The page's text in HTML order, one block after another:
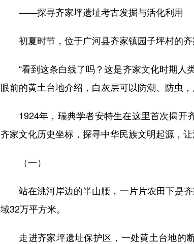
——探寻齐家坪遗址考古发掘与活化利用
初夏时节，位于广河县齐家镇园子坪村的齐
“看到这条白线了吗？这是齐家文化时期人
眼前的黄土台地介绍，白灰层可以防潮、防虫
1924年，瑞典学者安特生在这里首次揭开
齐家文化历史坐标，探寻中华民族文明起源，让
（一）
站在洮河岸边的半山腰，一片片农田下是齐
域32万平方米。
走进齐家坪遗址保护区，一处黄土台地的